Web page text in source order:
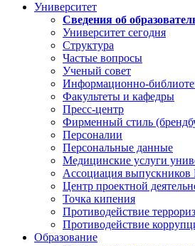
Университет
Сведения об
Университет сегодня
Структура
Частые вопросы
Ученый совет
Информационно-
Факультеты и кафедры
Пресс-центр
Фирменный стиль
Персоналии
Персональные данные
Медицинские услуги
Ассоциация
Центр проектной
Точка кипения
Противодействие
Противодействие
Образование